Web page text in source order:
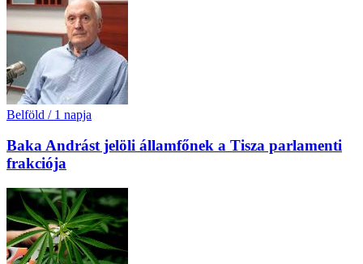
Belföld / 1 napja
Baka Andrást jelöli államfőnek a Tisza parlamenti
frakciója